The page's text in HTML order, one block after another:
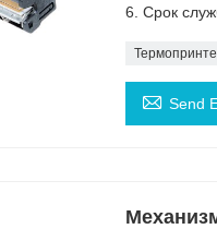
6. Срок
 Send